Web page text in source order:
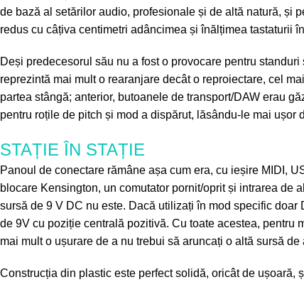
de bază al setărilor audio, profesionale și de altă natură, și
redus cu câțiva centimetri adâncimea și înălțimea tastaturii
Deși predecesorul său nu a fost o provocare pentru
reprezintă mai mult o rearanjare decât o reproiectare, cel
partea stângă; anterior, butoanele de transport/DAW erau
pentru roțile de pitch și mod a dispărut, lăsându-le mai
STAȚIE ÎN STAȚIE
Panoul de conectare rămâne așa cum era, cu ieșire MIDI,
blocare Kensington, un comutator pornit/oprit și intrarea de
sursă de 9 V DC nu este. Dacă utilizați în mod specific
de 9V cu poziție centrală pozitivă. Cu toate acestea, pentru
mai mult o ușurare de a nu trebui să aruncați o altă sursă de
Construcția din plastic este perfect solidă, oricât de ușoară,